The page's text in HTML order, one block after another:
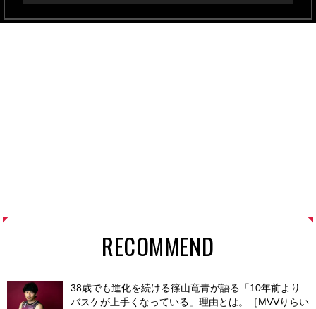
RECOMMEND
38歳でも進化を続ける篠山竜青が語る「10年前より
バスケが上手くなっている」理由とは。［MVVりらい